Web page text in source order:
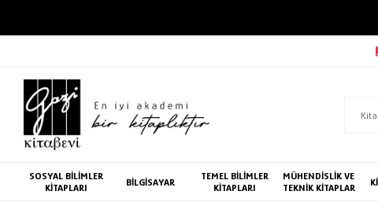
SOSYAL BİLİMLER
KİTAPLARI
BİLGİSAYAR
TEMEL BİLİMLER
KİTAPLARI
MÜHENDİSLİK VE
TEKNİK KİTAPLAR